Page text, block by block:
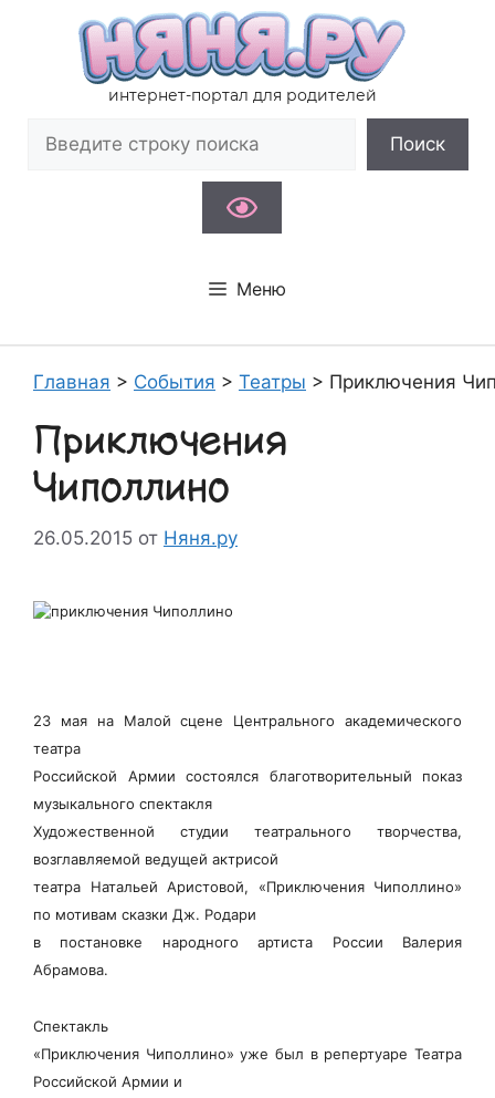
содержимому
интернет-портал для родителей
Поиск
Меню
Главная > События > Театры > Приключения
Приключения
Чиполлино
26.05.2015 от Няня.ру
23 мая на Малой сцене Центрального академического
театра
Российской Армии состоялся благотворительный показ
музыкального спектакля
Художественной студии театрального творчества,
возглавляемой ведущей актрисой
театра Натальей Аристовой, «Приключения Чиполлино»
по мотивам сказки Дж. Родари
в постановке народного артиста России Валерия
Абрамова.
Спектакль
«Приключения Чиполлино» уже был в репертуаре Театра
Российской Армии и